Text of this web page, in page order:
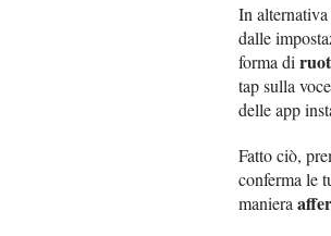
In
dalle
forma di
tap sulla voce
delle app
Fatto ciò,
conferma le
maniera